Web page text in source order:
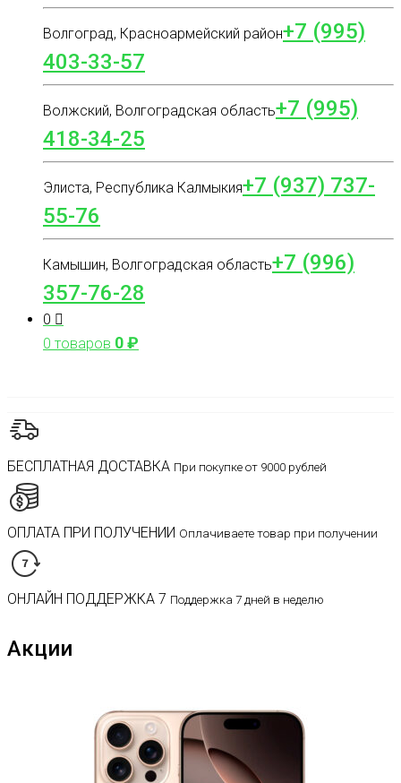
Волгоград, Красноармейский район+7 (995)
403-33-57
Волжский, Волгоградская область+7 (995)
418-34-25
Элиста, Республика Калмыкия+7 (937) 737-
55-76
Камышин, Волгоградская область+7 (996)
357-76-28
0
0 товаров 0₽
БЕСПЛАТНАЯ ДОСТАВКА При покупке от 9000 рублей
ОПЛАТА ПРИ ПОЛУЧЕНИИ Оплачиваете товар при получении
ОНЛАЙН ПОДДЕРЖКА 7 Поддержка 7 дней в неделю
Акции